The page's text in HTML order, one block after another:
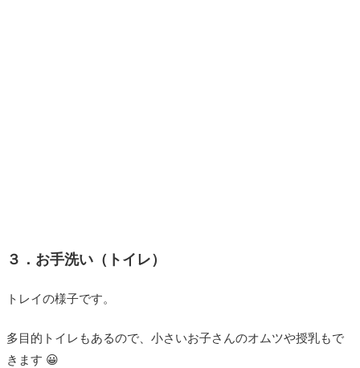
３．お手洗い（トイレ）
トレイの様子です。
多目的トイレもあるので、小さいお子さんのオムツや授乳もで
きます 😀